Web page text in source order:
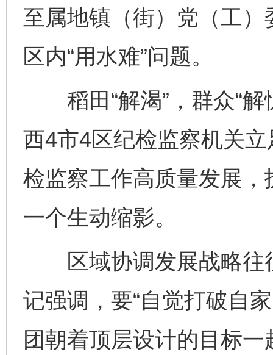
至属地镇（街）党（工
区内“用水难”问题。
稻田“解渴”，群众“解
西4市4区纪检监察机关
检监察工作高质量发展
一个生动缩影。
区域协调发展战略往
记强调，要“自觉打破自
团朝着顶层设计的目标